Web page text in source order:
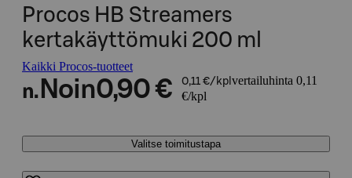
Procos HB Streamers
kertakäyttömuki 200 ml
Kaikki Procos-tuotteet
n. Noin0,90 € 0,11 €/kpl vertailuhinta 0,11
€/kpl
Valitse toimitustapa